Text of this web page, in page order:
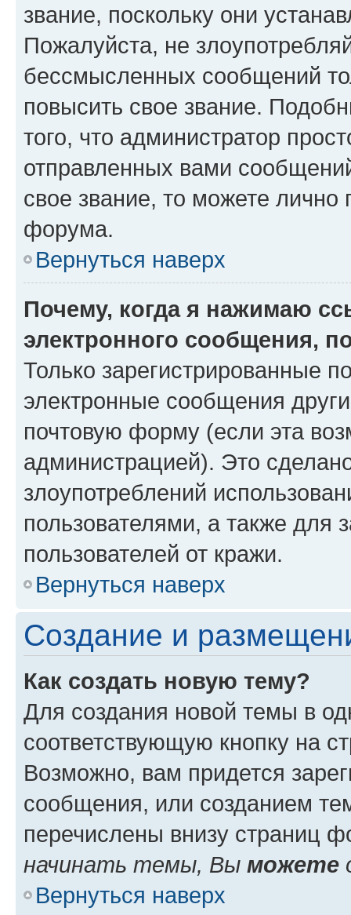
звание, поскольку они
Пожалуйста, не
бессмысленных сообщений
повысить свое звание.
того, что администратор
отправленных вами
свое звание, то можете лично
форума.
Вернуться наверх
Почему, когда я нажимаю
электронного сообщения,
Только зарегистрированные
электронные сообщения
почтовую форму (если эта
администрацией). Это
злоупотреблений
пользователями, а также для
пользователей от кражи.
Вернуться наверх
Создание и
Как создать новую тему?
Для создания новой темы в
соответствующую кнопку на
Возможно, вам придется
сообщения, или созданием
перечислены внизу страниц
начинать темы, Вы можете
Вернуться наверх